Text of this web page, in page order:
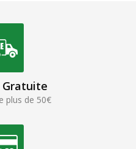
Gratuite
plus de 50€